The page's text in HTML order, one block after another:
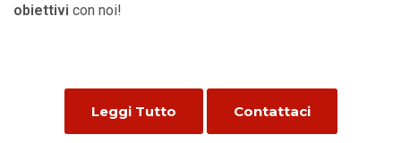
obiettivi con noi!
Leggi Tutto Contattaci